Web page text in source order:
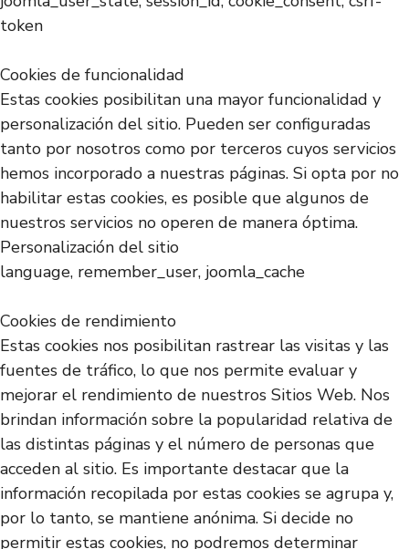
token
Cookies de funcionalidad
Estas cookies posibilitan una mayor funcionalidad y
personalización del sitio. Pueden ser configuradas
tanto por nosotros como por terceros cuyos servicios
hemos incorporado a nuestras páginas. Si opta por no
habilitar estas cookies, es posible que algunos de
nuestros servicios no operen de manera óptima.
Personalización del sitio
language, remember_user, joomla_cache
Cookies de rendimiento
Estas cookies nos posibilitan rastrear las visitas y las
fuentes de tráfico, lo que nos permite evaluar y
mejorar el rendimiento de nuestros Sitios Web. Nos
brindan información sobre la popularidad relativa de
las distintas páginas y el número de personas que
acceden al sitio. Es importante destacar que la
información recopilada por estas cookies se agrupa y,
por lo tanto, se mantiene anónima. Si decide no
permitir estas cookies, no podremos determinar